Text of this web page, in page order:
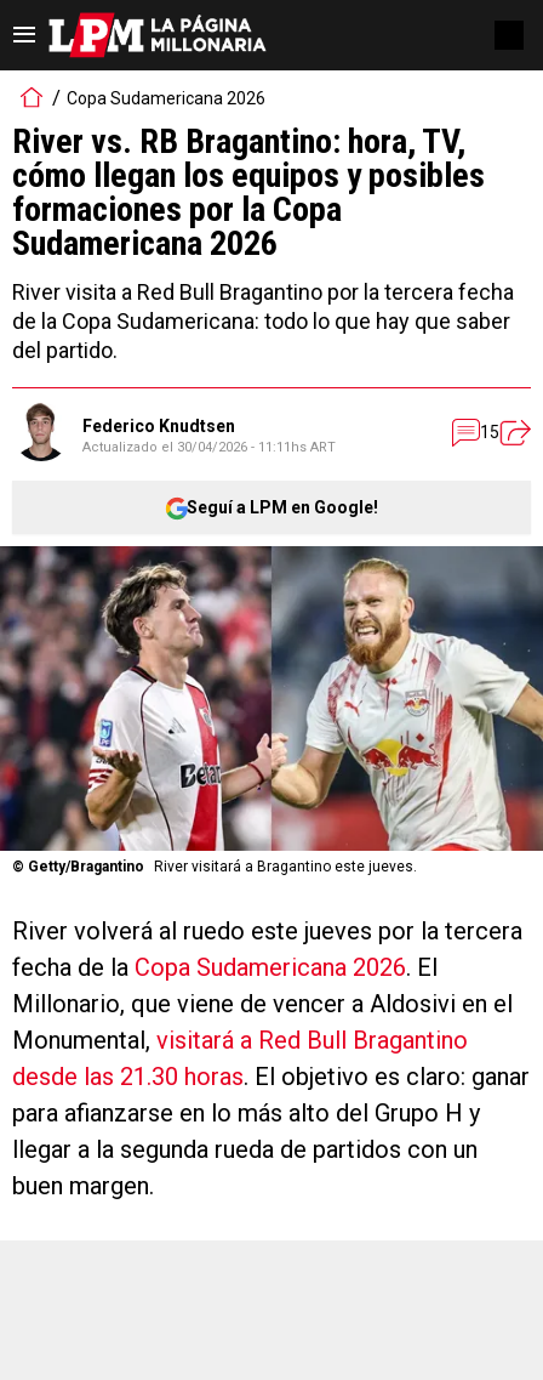
Copa Sudamericana 2026
River vs. RB Bragantino: hora, TV,
cómo llegan los equipos y posibles
formaciones por la Copa
Sudamericana 2026
River visita a Red Bull Bragantino por la tercera fecha
de la Copa Sudamericana: todo lo que hay que saber
del partido.
Federico Knudtsen
Actualizado el 30/04/2026 - 11:11hs ART
15
Seguí a LPM en Google!
© Getty/Bragantino River visitará a Bragantino este jueves.
River volverá al ruedo este jueves por la tercera
fecha de la Copa Sudamericana 2026. El
Millonario, que viene de vencer a Aldosivi en el
Monumental, visitará a Red Bull Bragantino
desde las 21.30 horas. El objetivo es claro: ganar
para afianzarse en lo más alto del Grupo H y
llegar a la segunda rueda de partidos con un
buen margen.